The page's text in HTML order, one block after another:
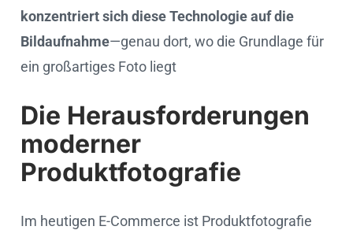
konzentriert sich diese Technologie auf die
Bildaufnahme—genau dort, wo die Grundlage für
ein großartiges Foto liegt
Die Herausforderungen
moderner
Produktfotografie
Im heutigen E-Commerce ist Produktfotografie